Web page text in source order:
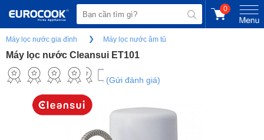
0
Máy lọc nước gia đình Máy lọc nước âm tủ
Máy lọc nước Cleansui ET101
(Gửi đánh giá)